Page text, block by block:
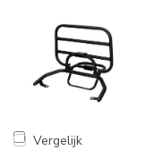
Vergelijk